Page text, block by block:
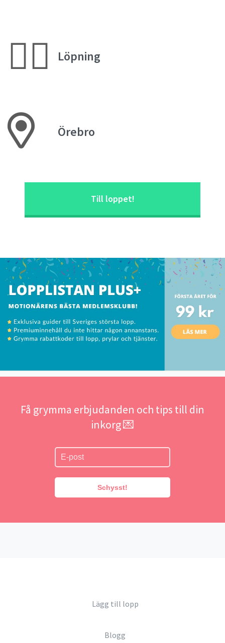
🏃‍♀️ Löpning
Örebro
Till loppet!
Få grymma erbjudanden och tips till din
inkorg 💌
Schysst!
Lägg till lopp
Blogg